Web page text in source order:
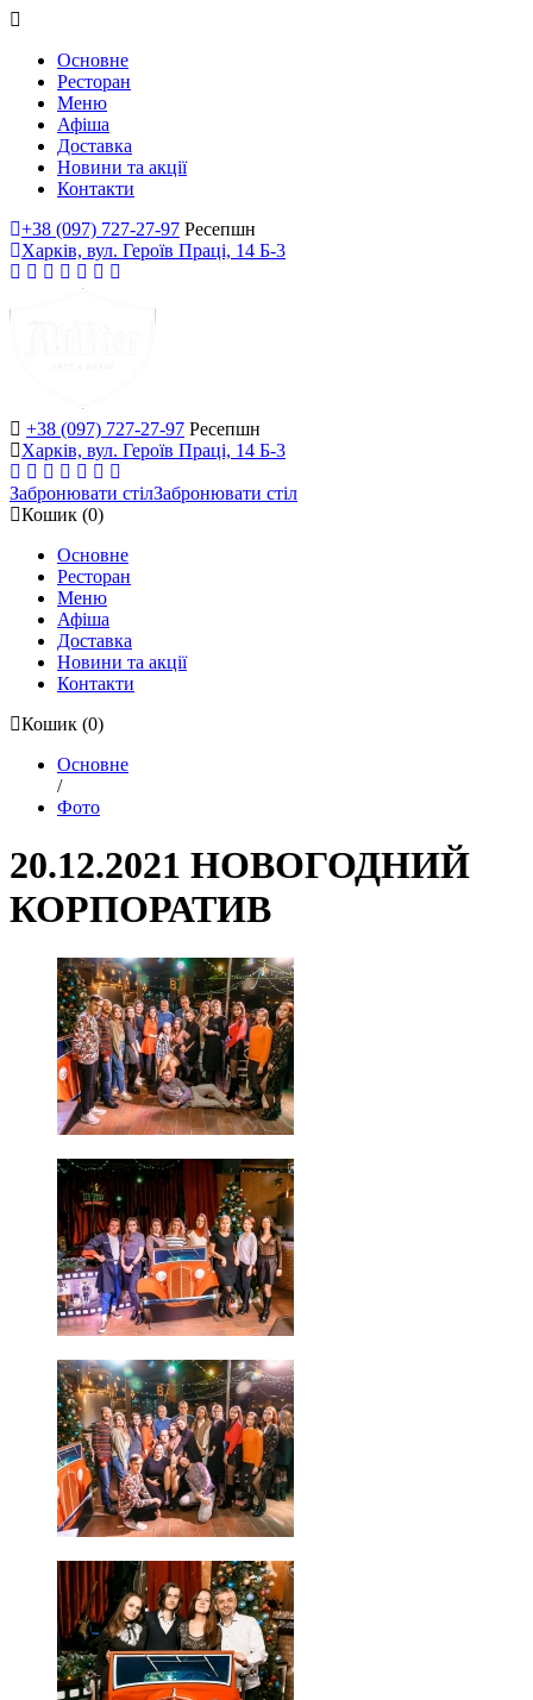
Основне
Ресторан
Меню
Афіша
Доставка
Новини та акції
Контакти
+38 (097) 727-27-97 Ресепшн
Харків, вул. Героїв Праці, 14 Б-3
+38 (097) 727-27-97 Ресепшн
Харків, вул. Героїв Праці, 14 Б-3
Забронювати стілЗабронювати стіл
Кошик (0)
Основне
Ресторан
Меню
Афіша
Доставка
Новини та акції
Контакти
Кошик (0)
Основне
/
Фото
20.12.2021 НОВОГОДНИЙ
КОРПОРАТИВ